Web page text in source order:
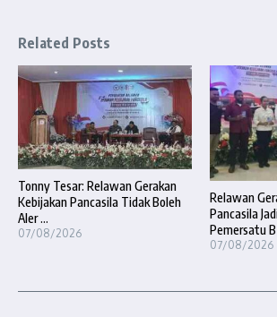
Related Posts
Tonny Tesar: Relawan Gerakan
Kebijakan Pancasila Tidak Boleh
Aler ...
07/08/2026
Relawan
Pancasila
Pemersatu B
07/08/2026